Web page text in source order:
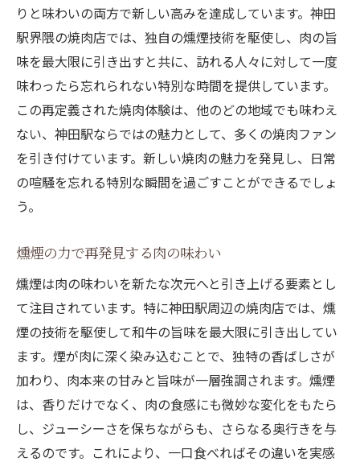
りと味わいの両方で新しい高みを達成しています。神田
駅界隈の焼肉店では、独自の燻煙技術を駆使し、肉の旨
味を最大限に引き出すと共に、訪れる人々に対して一度
味わったら忘れられない特別な時間を提供しています。
この再定義された焼肉体験は、他のどの地域でも味わえ
ない、神田駅ならではの魅力として、多くの焼肉ファン
を引き付けています。新しい焼肉の魅力を発見し、日常
の喧騒を忘れる特別な瞬間を過ごすことができるでしょ
う。
燻煙の力で再発見する肉の味わい
燻煙は肉の味わいを新たな次元へと引き上げる要素とし
て注目されています。特に神田駅周辺の焼肉店では、燻
煙の技術を駆使して和牛の旨味を最大限に引き出してい
ます。煙が肉に深く染み込むことで、独特の香ばしさが
加わり、肉本来の甘みと旨味が一層強調されます。燻煙
は、香りだけでなく、肉の食感にも微妙な変化をもたら
し、ジューシーさを保ちながらも、さらなる奥行きを与
えるのです。これにより、一口食べればその違いを実感